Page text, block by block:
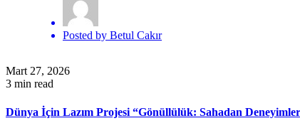
Posted by Betul Cakır
Mart 27, 2026
3 min read
Dünya İçin Lazım Projesi “Gönüllülük: Sahadan